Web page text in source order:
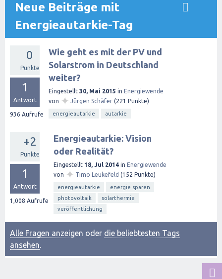
Neue Beiträge mit
Energieautarkie-Tag
0
Punkte
1
Antwort
936 Aufrufe
Wie geht es mit der PV und
Solarstrom in Deutschland
weiter?
Eingestellt 30, Mai 2015 in Energiewende
von ✦ Jürgen Schäfer (221 Punkte)
energieautarkie autarkie
+2
Punkte
1
Antwort
1,008 Aufrufe
Energieautarkie: Vision
oder Realität?
Eingestellt 18, Jul 2014 in Energiewende
von ✦ Timo Leukefeld (152 Punkte)
energieautarkie
energie sparen
photovoltaik
solarthermie
veröffentlichung
Alle Fragen anzeigen oder die beliebtesten Tags
ansehen.